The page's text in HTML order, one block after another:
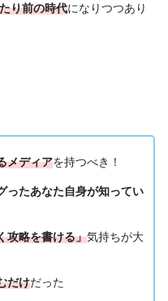
り前の時代になりつつあり
メディアを持つべき！
ったあなた自身が知ってい
攻略を書ける」気持ちが大
だけだった